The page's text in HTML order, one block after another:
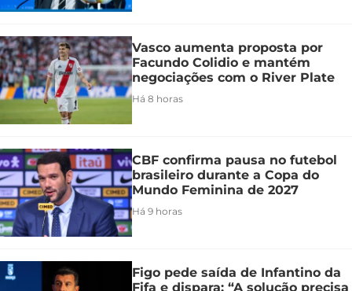
Vasco aumenta proposta por
Facundo Colidio e mantém
negociações com o River Plate
Há 8 horas
CBF confirma pausa no futebol
brasileiro durante a Copa do
Mundo Feminina de 2027
Há 9 horas
Figo pede saída de Infantino da
Fifa e dispara: “A solução precisa